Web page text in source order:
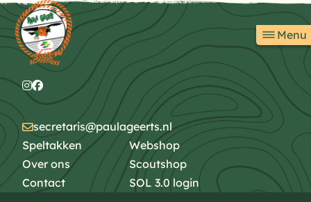
Direct naar content
Terug naar de startpagina
Menu
Terug naar de startpagina
Instagram
Facebook
secretaris@paulageerts.nl
Speltakken
Webshop
Over ons
Scoutshop
Contact
SOL 3.0 login